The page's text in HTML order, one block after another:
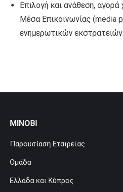
Επιλογή και ανάθεση,
Μέσα Επικοινωνίας (media
ενημερωτικών εκστρατειών.
MINOBI
Παρουσίαση Εταιρείας
Ομάδα
Ελλάδα και Κύπρος